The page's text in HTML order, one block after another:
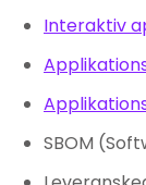
Interaktiv
SBOM